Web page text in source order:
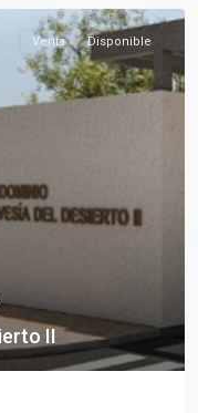
Venta Disponible
II